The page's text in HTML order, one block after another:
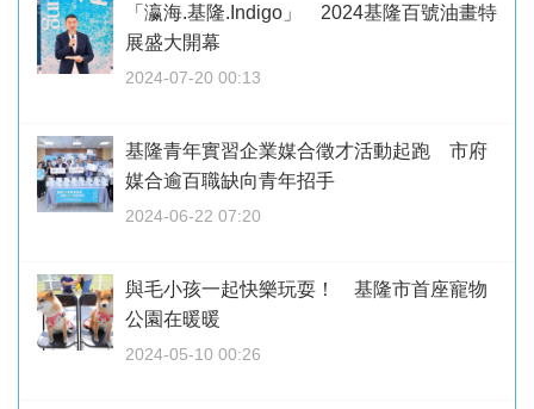
「瀛海.基隆.Indigo」 2024基隆百號油畫特
展盛大開幕
2024-07-20 00:13
基隆青年實習企業媒合徵才活動起跑 市府
媒合逾百職缺向青年招手
2024-06-22 07:20
與毛小孩一起快樂玩耍！ 基隆市首座寵物
公園在暖暖
2024-05-10 00:26